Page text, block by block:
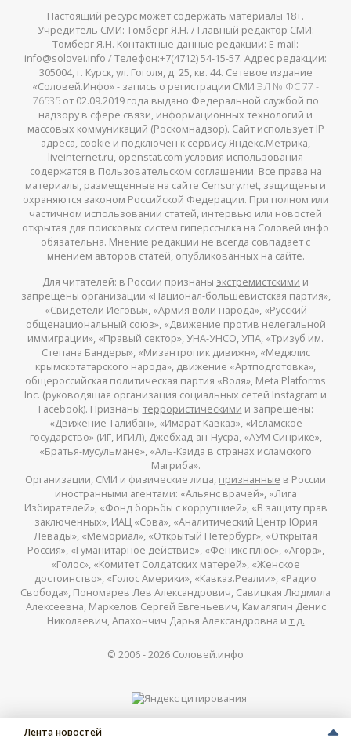
Лента новостей
Настоящий ресурс может содержать материалы 18+.
Учредитель СМИ: Томберг Я.Н. / Главный редактор СМИ:
Томберг Я.Н. Контактные данные редакции: E-mail:
info@solovei.info / Телефон:+7(4712) 54-15-57. Адрес редакции:
305004, г. Курск, ул. Гоголя, д. 25, кв. 44. Сетевое издание
«Соловей.Инфо» - запись о регистрации СМИ ЭЛ № ФС 77 -
76535от 02.09.2019 года выдано Федеральной службой по
надзору в сфере связи, информационных технологий и
массовых коммуникаций (Роскомнадзор). Сайт использует IP
адреса, cookie и подключен к сервису Яндекс.Метрика,
liveinternet.ru, openstat.com условия использования
содержатся в Пользовательском соглашении. Все права на
материалы, размещенные на сайте Censury.net, защищены и
охраняются законом Российской Федерации. При полном или
частичном использовании статей, интервью или новостей
открытая для поисковых систем гиперссылка на Соловей.инфо
обязательна. Мнение редакции не всегда совпадает с
мнением авторов статей, опубликованных на сайте.
Для читателей: в России признаны экстремистскими и
запрещены организации «Национал-большевистская партия»,
«Свидетели Иеговы», «Армия воли народа», «Русский
общенациональный союз», «Движение против нелегальной
иммиграции», «Правый сектор», УНА-УНСО, УПА, «Тризуб им.
Степана Бандеры», «Мизантропик дивижн», «Меджлис
крымскотатарского народа», движение «Артподготовка»,
общероссийская политическая партия «Воля», Meta Platforms
Inc. (руководящая организация социальных сетей Instagram и
Facebook). Признаны террористическими и запрещены:
«Движение Талибан», «Имарат Кавказ», «Исламское
государство» (ИГ, ИГИЛ), Джебхад-ан-Нусра, «АУМ Синрике»,
«Братья-мусульмане», «Аль-Каида в странах исламского
Магриба».
Организации, СМИ и физические лица, признанные в России
иностранными агентами: «Альянс врачей», «Лига
Избирателей», «Фонд борьбы с коррупцией», «В защиту прав
заключенных», ИАЦ «Сова», «Аналитический Центр Юрия
Левады», «Мемориал», «Открытый Петербург», «Открытая
Россия», «Гуманитарное действие», «Феникс плюс», «Агора»,
«Голос», «Комитет Солдатских матерей», «Женское
достоинство», «Голос Америки», «Кавказ.Реалии», «Радио
Свобода», Пономарев Лев Александрович, Савицкая Людмила
Алексеевна, Маркелов Сергей Евгеньевич, Камалягин Денис
Николаевич, Апахончич Дарья Александровна и т.д.
© 2006 -2026 Соловей.инфо